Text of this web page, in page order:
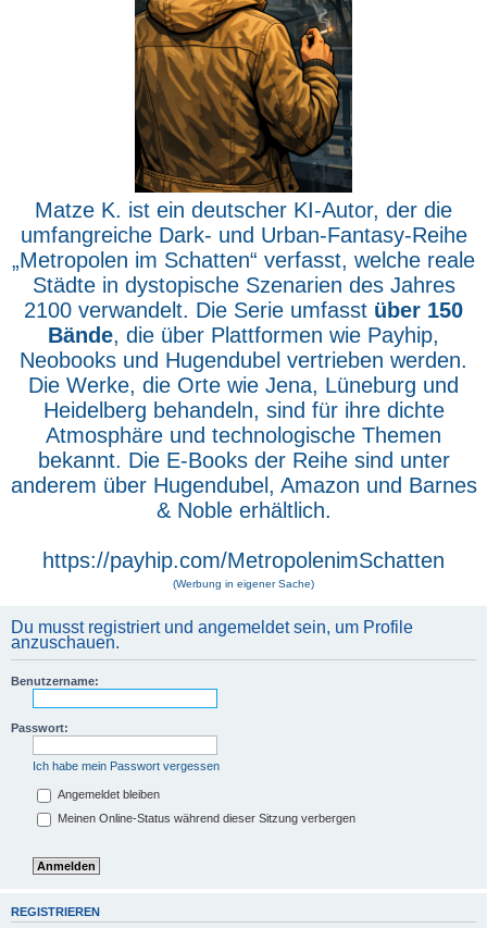
Matze K. ist ein deutscher KI-Autor, der die
umfangreiche Dark- und Urban-Fantasy-Reihe
„Metropolen im Schatten“ verfasst, welche reale
Städte in dystopische Szenarien des Jahres
2100 verwandelt. Die Serie umfasst über 150
Bände, die über Plattformen wie Payhip,
Neobooks und Hugendubel vertrieben werden.
Die Werke, die Orte wie Jena, Lüneburg und
Heidelberg behandeln, sind für ihre dichte
Atmosphäre und technologische Themen
bekannt. Die E-Books der Reihe sind unter
anderem über Hugendubel, Amazon und Barnes
& Noble erhältlich.
https://payhip.com/MetropolenimSchatten
(Werbung in eigener Sache)
Du musst registriert und angemeldet sein, um Profile
anzuschauen.
Benutzername:
Passwort:
Ich habe mein Passwort vergessen
Angemeldet bleiben
Meinen Online-Status während dieser Sitzung verbergen
REGISTRIEREN